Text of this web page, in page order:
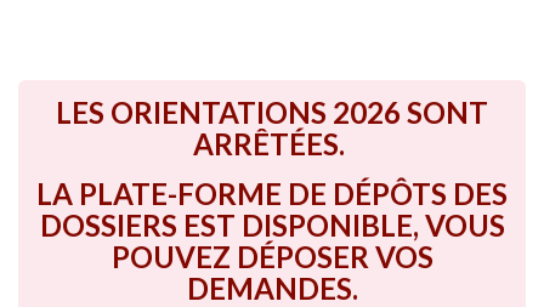
LES ORIENTATIONS 2026 SONT
ARRÊTÉES.
LA PLATE-FORME DE DÉPÔTS DES
DOSSIERS EST DISPONIBLE, VOUS
POUVEZ DÉPOSER VOS
DEMANDES.